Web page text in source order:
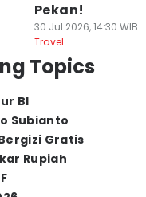
Pekan!
30 Jul 2026, 14:30 WIB
Travel
Topics
BI
Subianto
Gratis
Rupiah